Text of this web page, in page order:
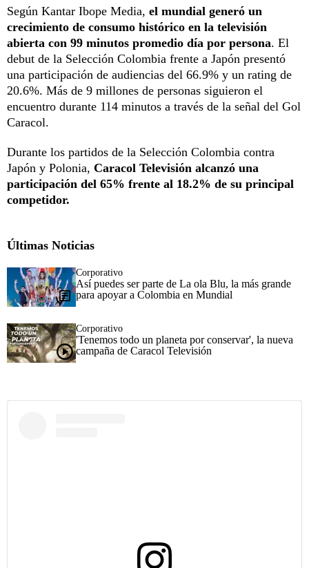
Según Kantar Ibope Media, el mundial generó un
crecimiento de consumo histórico en la televisión
abierta con 99 minutos promedio día por persona. El
debut de la Selección Colombia frente a Japón presentó
una participación de audiencias del 66.9% y un rating de
20.6%. Más de 9 millones de personas siguieron el
encuentro durante 114 minutos a través de la señal del Gol
Caracol.
Durante los partidos de la Selección Colombia contra
Japón y Polonia, Caracol Televisión alcanzó una
participación del 65% frente al 18.2% de su principal
competidor.
Últimas Noticias
Corporativo
Así puedes ser parte de La ola Blu, la más grande
para apoyar a Colombia en Mundial
Corporativo
'Tenemos todo un planeta por conservar', la nueva
campaña de Caracol Televisión